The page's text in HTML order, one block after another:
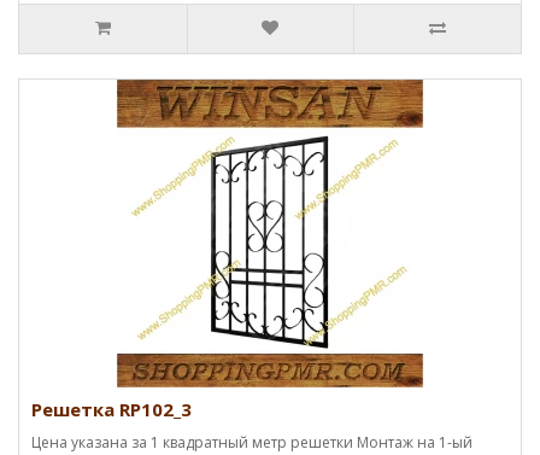
Решетка RP102_3
Цена указана за 1 квадратный метр решетки Монтаж на 1-ый